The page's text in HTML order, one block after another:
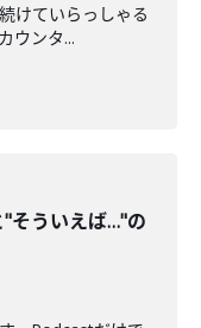
けていらっしゃる
ウンタ...
そういえば…"の